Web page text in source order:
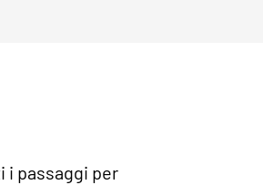
i passaggi per